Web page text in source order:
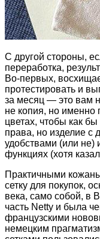
С другой стороны,
переработка,
Во-первых,
протестировать и
за месяц — это вам
не копия, но именно
цветах, чтобы как
права, но изделие с
удобствами (или не)
функциях (хотя
Практичными
сетку для покупок,
века, само собой, в
часть Netty и была
французскими
немецким